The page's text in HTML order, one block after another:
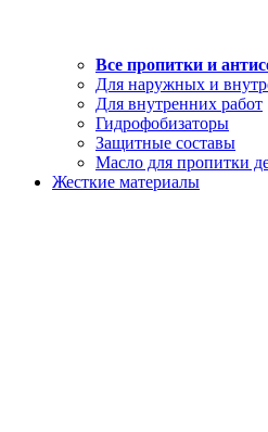
Все пропитки и
Для наружных и
Для внутренних работ
Гидрофобизаторы
Защитные составы
Масло для пропитки
Жесткие материалы